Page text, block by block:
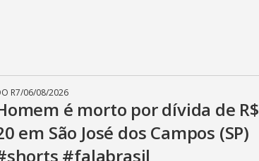
R7/06/08/2026
é morto por dívida de R$
em São José dos Campos (SP)
#falabrasil